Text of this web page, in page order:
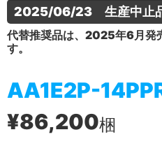
2025/06/23　生産中止
代替推奨品は、2025年6月発
す。
AA1E2P-
¥86,200梱